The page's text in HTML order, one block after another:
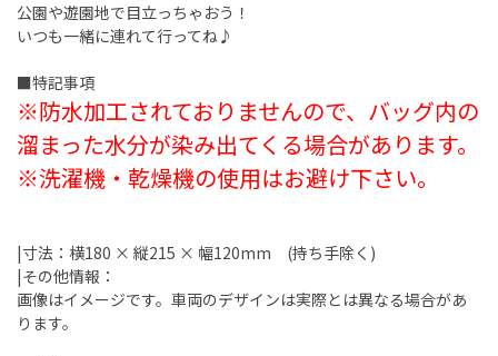
公園や遊園地で目立っちゃおう！
いつも一緒に連れて行ってね♪
■特記事項
※防水加工されておりませんので、バッグ内の
溜まった水分が染み出てくる場合があります。
※洗濯機・乾燥機の使用はお避け下さい。
|寸法：横180 × 縦215 × 幅120mm (持ち手除く)
|その他情報：
画像はイメージです。車両のデザインは実際とは異なる場合があ
ります。